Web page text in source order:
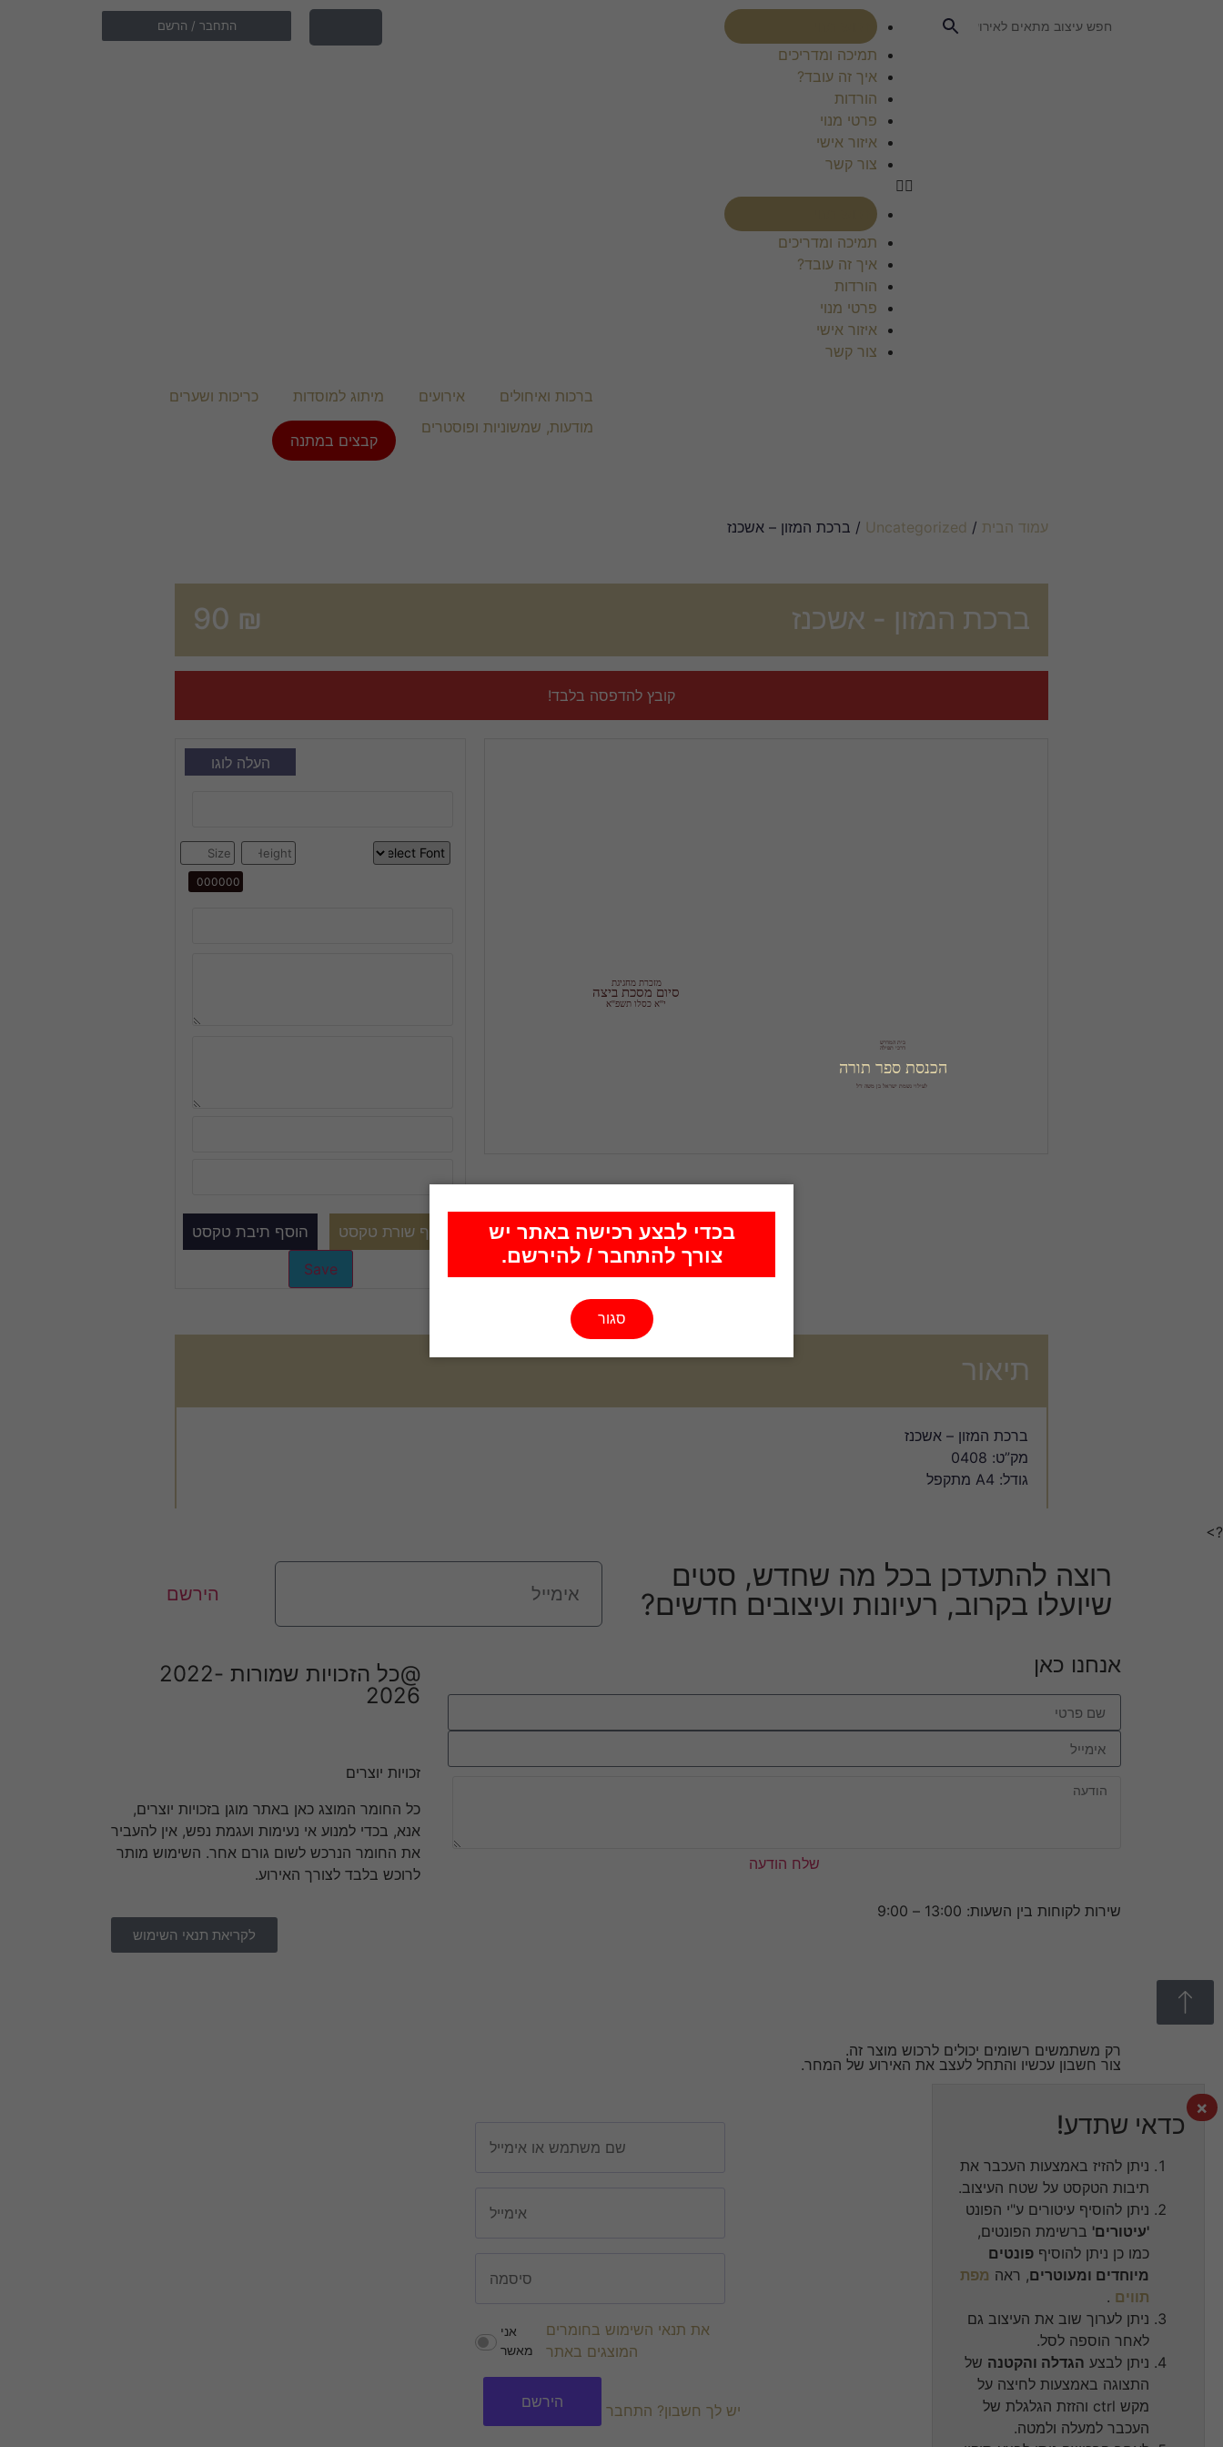
בכדי לבצע רכישה באתר יש
צורך להתחבר / להירשם.
סגור
תמיכה ומדריכים
איך זה עובד?
הורדות
פרטי מנוי
איזור אישי
צור קשר
תמיכה ומדריכים
איך זה עובד?
הורדות
פרטי מנוי
איזור אישי
צור קשר
התחבר / הרשם
ברכות ואיחולים אירועים מיתוג למוסדות
כריכות ושערים
מודעות, שמשוניות ופוסטרים
קבצים במתנה
עמוד הבית /
Uncategorized / ברכת המזון – אשכנז
₪ ברכת המזון - אשכנז
קובץ להדפסה בלבד!
מזכרת מחגיגת
סיום מסכת ביצה
י''א כסלו תשפ''א
דרכי תפילה
הכנסת ספר תורה
לעילוי נשמת ישראל בן משה ז''ל
העלה לוגו
תיאור
ברכת המזון – אשכנז
מק”ט: 0408
גודל: A4 מתקפל
?>
×
כדאי שתדע!
ניתן להזיז באמצעות העכבר את
תיבות הטקסט על שטח העיצוב.
ניתן להוסיף עיטורים ע"י הפונט
'עיטורים' ברשימת הפונטים,
כמו כן ניתן להוסיף פונטים
מיוחדים ומעוטרים, ראה מפת
תווים .
ניתן לערוך שוב את העיצוב גם
לאחר הוספה לסל.
ניתן לבצע הגדלה והקטנה של
התצוגה באמצעות לחיצה על
מקש ctrl והזזת הגלגלת של
העכבר למעלה ולמטה.
רוצה להתעדכן בכל מה שחדש, סטים
שיועלו בקרוב, רעיונות ועיצובים חדשים?
הירשם
אנחנו כאן
שלח הודעה
שירות לקוחות בין השעות: 13:00 – 9:00
@כל הזכויות שמורות 2022-
2026
זכויות יוצרים
כל החומר המוצג כאן באתר מוגן בזכויות יוצרים,
אנא, בכדי למנוע אי נעימות ועגמת נפש, אין להעביר
את החומר הנרכש לשום גורם אחר. השימוש מותר
לרוכש בלבד לצורך האירוע.
לקריאת תנאי השימוש
רק משתמשים רשומים יכולים לרכוש מוצר זה.
צור חשבון עכשיו והתחל לעצב את האירוע של המחר.
אני
מאשר
את תנאי השימוש בחומרים
המוצגים באתר
יש לך חשבון? התחבר